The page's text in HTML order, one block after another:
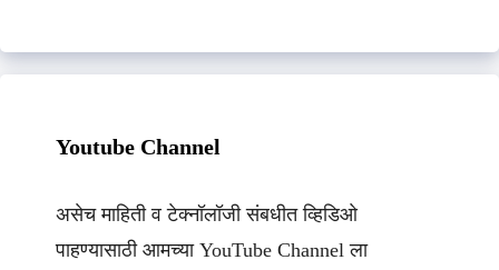
Youtube Channel
असेच माहिती व टेक्नॉलॉजी संबधीत व्हिडिओ
पाहण्यासाठी आमच्या YouTube Channel ला